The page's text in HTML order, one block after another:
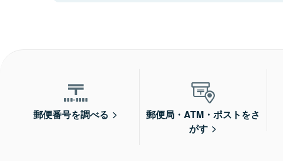
郵便番号を調べる
郵便局・ATM・ポストをさ
がす